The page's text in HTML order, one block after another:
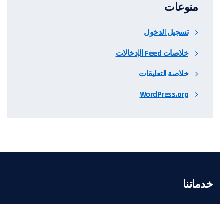
منوعات
تسجيل الدخول
خلاصات Feed الإدخالات
خلاصة التعليقات
WordPress.org
خدماتنا